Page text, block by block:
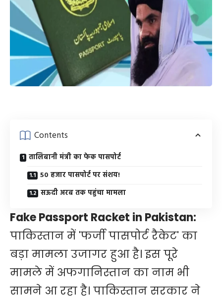
Contents
तालिबानी मंत्री का फेक पासपोर्ट
50 हजार पासपोर्ट पर संशय!
सऊदी अरब तक पहुंचा मामला
Fake Passport Racket in Pakistan:
पाकिस्तान में 'फर्जी पासपोर्ट रैकेट' का
बड़ा मामला उजागर हुआ है। इस पूरे
मामले में अफगानिस्तान का नाम भी
सामने आ रहा है। पाकिस्तान सरकार ने